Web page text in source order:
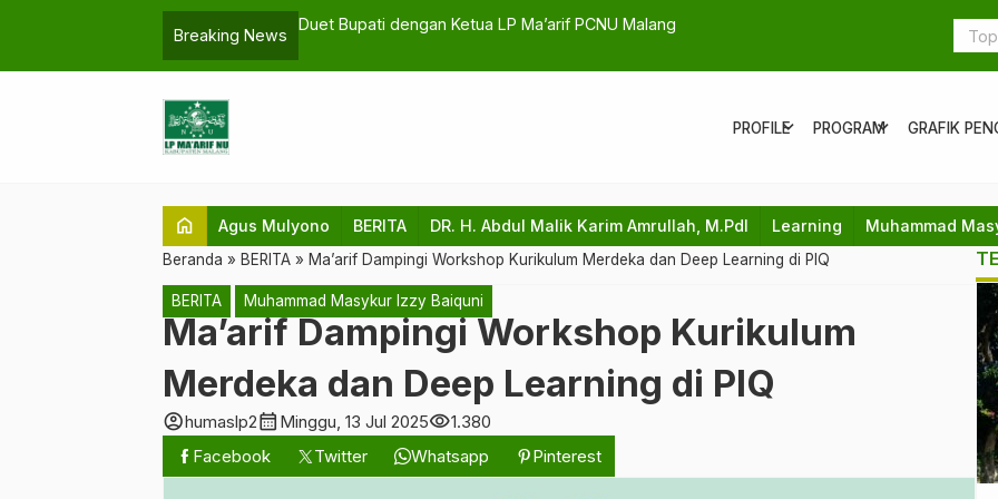
Breaking News
Dua Wanita Inspiratif Ma’arif Malang Raih Doktor
SMK NU
PROFILE
expand_more PROGRAM
expand_more GRAFIK
home Agus Mulyono BERITA DR. H. Abdul Malik Karim Amrullah, M.PdI Learning Muhammad
Beranda » BERITA » Ma’arif Dampingi Workshop Kurikulum Merdeka dan Deep Learning di PIQ
BERITA Muhammad Masykur Izzy Baiquni
Ma’arif Dampingi Workshop Kurikulum
Merdeka dan Deep Learning di PIQ
account_circlehumaslp2calendar_month Minggu, 13 Jul 2025visibility1.380
Facebook
Twitter Whatsapp Pinterest